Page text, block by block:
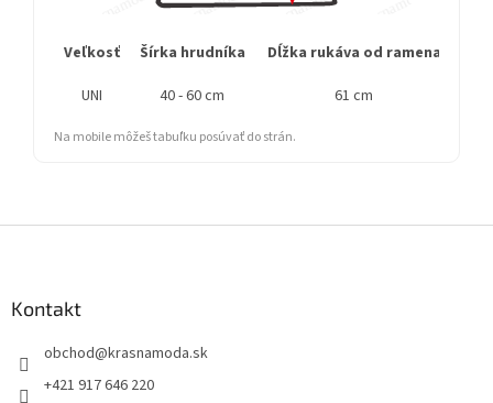
Veľkosť Šírka hrudníka Dĺžka rukáva od ramena
UNI
40 - 60 cm 61 cm
Na mobile môžeš tabuľku posúvať do strán.
Kontakt
obchod@krasnamoda.sk
+421 917 646 220